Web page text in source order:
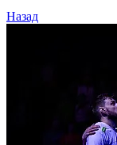
Назад